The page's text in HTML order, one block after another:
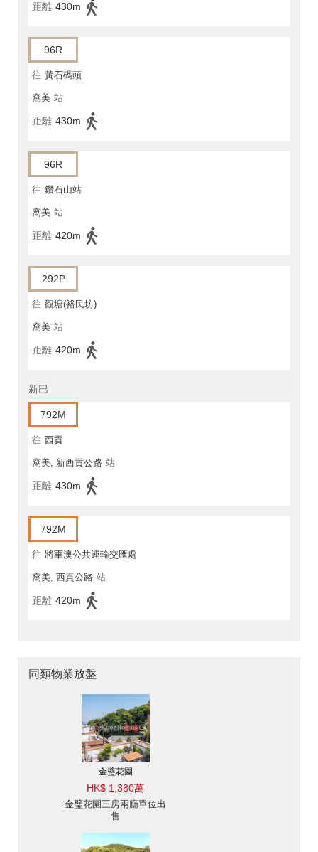
距離 430m
96R
往 黃石碼頭
窩美 站
距離 430m
96R
往 鑽石山站
窩美 站
距離 420m
292P
往 觀塘(裕民坊)
窩美 站
距離 420m
新巴
792M
往 西貢
窩美, 新西貢公路 站
距離 430m
792M
往 將軍澳公共運輸交匯處
窩美, 西貢公路 站
距離 420m
同類物業放盤
金璧花園
HK$ 1,380萬
金璧花園三房兩廳單位出
售